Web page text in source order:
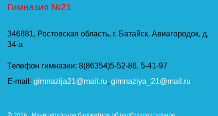
Гимназия №21
346881, Ростовская область, г. Батайск, Авиагородок, д.
34-а
Телефон гимназии: 8(86354)5-52-86, 5-41-97
E-mail: gimnazija21@mail.ru, gimnaziya_21@mail.ru